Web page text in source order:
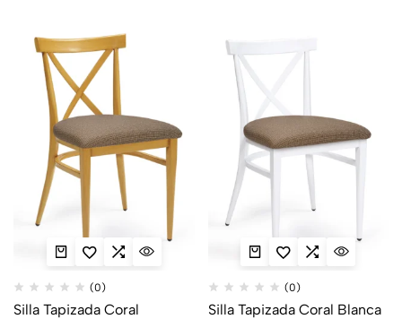
(0)
Silla Tapizada Coral
(0)
Silla Tapizada Coral Blanca